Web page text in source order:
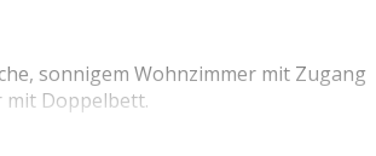
sonnigem Wohnzimmer mit Zugang
mit Doppelbett.